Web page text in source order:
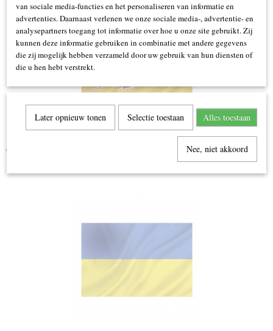
Vlag Limburg
€ 9,95
van sociale media-functies en het personaliseren van informatie en
advertenties. Daarnaast verlenen we onze sociale media-, advertentie- en
analysepartners toegang tot informatie over hoe u onze site gebruikt. Zij
kunnen deze informatie gebruiken in combinatie met andere gegevens
die zij mogelijk hebben verzameld door uw gebruik van hun diensten of
die u hen hebt verstrekt.
Later opnieuw tonen Selectie toestaan Alles toestaan
Nee, niet akkoord